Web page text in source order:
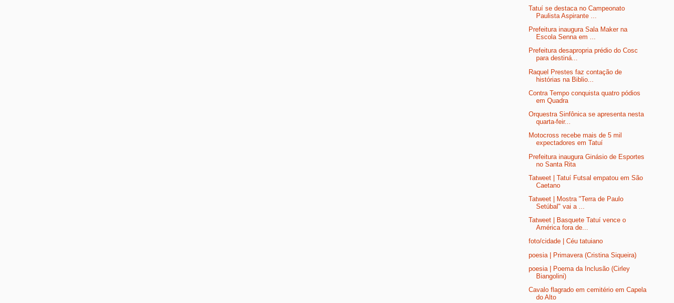
Tatuí se destaca no Campeonato
Paulista Aspirante ...
Prefeitura inaugura Sala Maker na
Escola Senna em ...
Prefeitura desapropria prédio do Cosc
para destiná...
Raquel Prestes faz contação de
histórias na Biblio...
Contra Tempo conquista quatro pódios
em Quadra
Orquestra Sinfônica se apresenta nesta
quarta-feir...
Motocross recebe mais de 5 mil
expectadores em Tatuí
Prefeitura inaugura Ginásio de Esportes
no Santa Rita
Tatweet | Tatuí Futsal empatou em São
Caetano
Tatweet | Mostra "Terra de Paulo
Setúbal" vai a ...
Tatweet | Basquete Tatuí vence o
América fora de...
foto/cidade | Céu tatuiano
poesia | Primavera (Cristina Siqueira)
poesia | Poema da Inclusão (Cirley
Biangolini)
Cavalo flagrado em cemitério em Capela
do Alto